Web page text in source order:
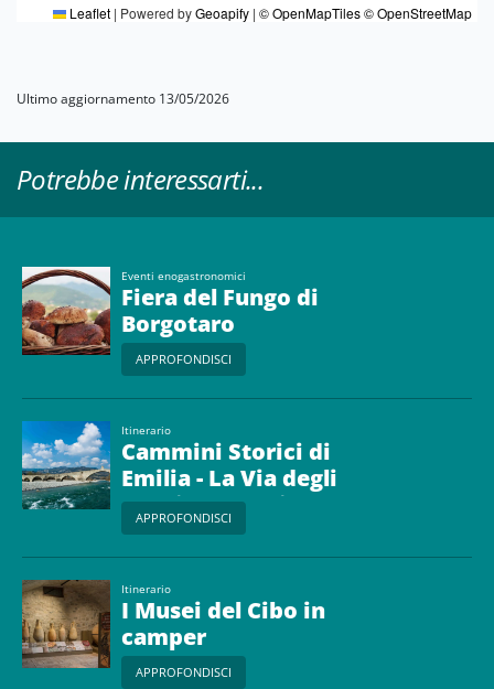
Leaflet | Powered byGeoapify | © OpenMapTiles© OpenStreetMap
Ultimo aggiornamento 13/05/2026
Potrebbe interessarti...
Eventi enogastronomici
Fiera del Fungo di
Borgotaro
APPROFONDISCI
Itinerario
Cammini Storici di
Emilia - La Via degli
Abati da Bobbio a Borgo
Val di Taro
APPROFONDISCI
Itinerario
I Musei del Cibo in
camper
APPROFONDISCI